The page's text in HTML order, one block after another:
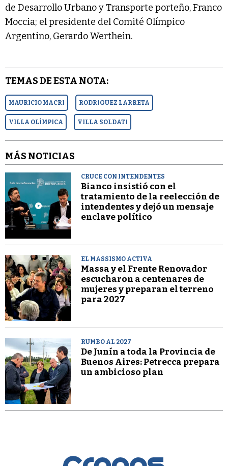
de Desarrollo Urbano y Transporte porteño, Franco
Moccia; el presidente del Comité Olímpico
Argentino, Gerardo Werthein.
TEMAS DE ESTA NOTA:
MAURICIO MACRI RODRIGUEZ LARRETA
VILLA OLÍMPICA VILLA SOLDATI
MÁS NOTICIAS
CRUCE CON INTENDENTES
Bianco insistió con el
tratamiento de la reelección de
intendentes y dejó un mensaje
enclave político
EL MASSISMO ACTIVA
Massa y el Frente Renovador
escucharon a centenares de
mujeres y preparan el terreno
para 2027
RUMBO AL 2027
De Junín a toda la Provincia de
Buenos Aires: Petrecca prepara
un ambicioso plan